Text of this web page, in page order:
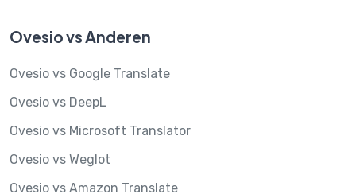
Ovesio vs Anderen
Ovesio vs Google Translate
Ovesio vs DeepL
Ovesio vs Microsoft Translator
Ovesio vs Weglot
Ovesio vs Amazon Translate